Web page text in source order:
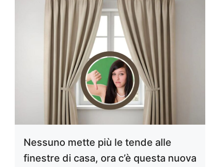
Nessuno mette più le tende alle
finestre di casa, ora c’è questa nuova